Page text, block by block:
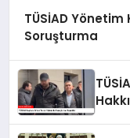
TÜSİAD Yönetim
Soruşturma